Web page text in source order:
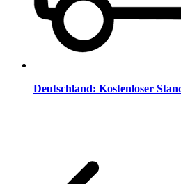
Deutschland: Kostenloser